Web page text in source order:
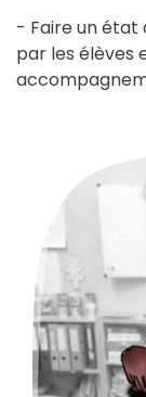
- Faire un état
par les élèves